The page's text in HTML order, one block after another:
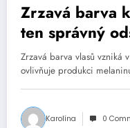
Zrzavá barva
ten správný
Zrzavá barva vlasů vzniká
ovlivňuje produkci
Karolína 0